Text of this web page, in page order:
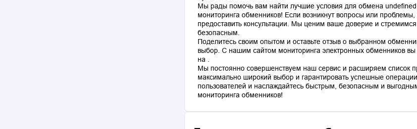
Мы рады помочь вам найти лучшие условия для обмена
мониторинга обменников! Если возникнут вопросы или
предоставить консультации. Мы ценим ваше доверие и
безопасным.
Поделитесь своим опытом и оставьте отзыв о выбранном
выбор. С нашим сайтом мониторинга электронных обменников вы
на .
Мы постоянно совершенствуем наш сервис и расширяем список
максимально широкий выбор и гарантировать успешные
пользователей и наслаждайтесь быстрым, безопасным и